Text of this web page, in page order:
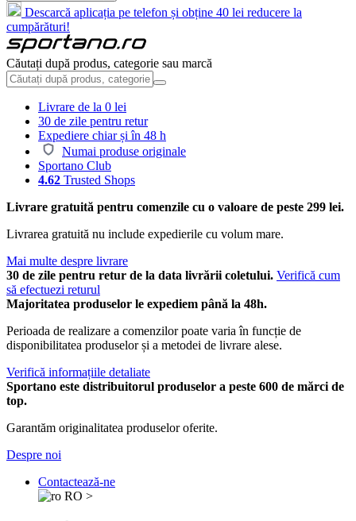
Descarcă aplicația pe telefon și obține 40 lei reducere la
cumpărături!
Căutați după produs, categorie sau marcă
Livrare de la 0 lei
30 de zile pentru retur
Expediere chiar și în 48 h
Numai produse originale
Sportano Club
4.62 Trusted Shops
Livrare gratuită pentru comenzile cu o valoare de peste 299 lei.
Livrarea gratuită nu include expedierile cu volum mare.
Mai multe despre livrare
30 de zile pentru retur de la data livrării coletului. Verifică cum
să efectuezi returul
Majoritatea produselor le expediem până la 48h.
Perioada de realizare a comenzilor poate varia în funcție de
disponibilitatea produselor și a metodei de livrare alese.
Verifică informațiile detaliate
Sportano este distribuitorul produselor a peste 600 de mărci de
top.
Garantăm originalitatea produselor oferite.
Despre noi
Contactează-ne
RO >